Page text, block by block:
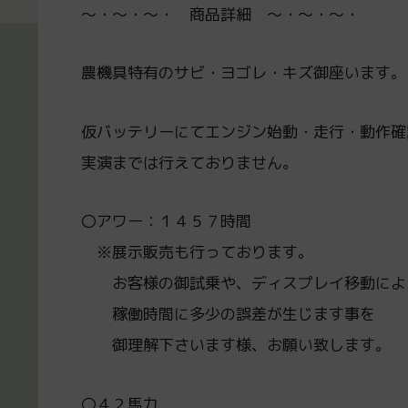
～・～・～・ 商品詳細 ～・～・～・
農機具特有のサビ・ヨゴレ・キズ御座います。
仮バッテリーにてエンジン始動・走行・動作
実演までは行えておりません。
〇アワー：１４５７時間
※展示販売も行っております。
お客様の御試乗や、ディスプレイ移動によ
稼働時間に多少の誤差が生じます事を
御理解下さいます様、お願い致します。